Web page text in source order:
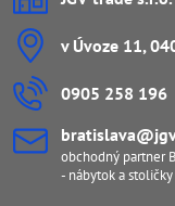
v Úvoze 11,
0905 258 196
obchodný partner
- nábytok a stoličky